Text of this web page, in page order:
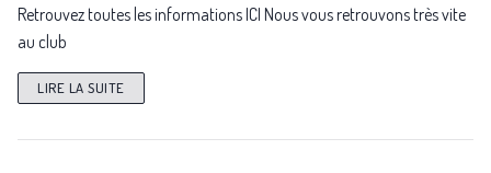
Retrouvez toutes les informations ICI Nous vous retrouvons très vite
au club
LIRE LA SUITE